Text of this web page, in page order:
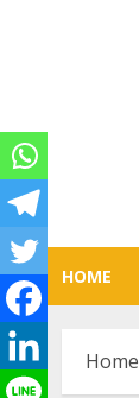
HOME
Home